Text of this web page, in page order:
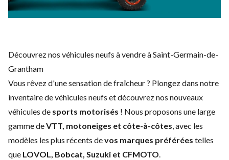
Découvrez nos véhicules neufs à vendre à Saint-Germain-de-
Grantham
Vous rêvez d'une sensation de fraîcheur ? Plongez dans notre
inventaire de véhicules neufs et découvrez nos nouveaux
véhicules de sports motorisés ! Nous proposons une large
gamme deVTT, motoneiges et côte-à-côtes, avec les
modèles les plus récents devos marques préférées telles
que LOVOL, Bobcat, Suzuki et CFMOTO.